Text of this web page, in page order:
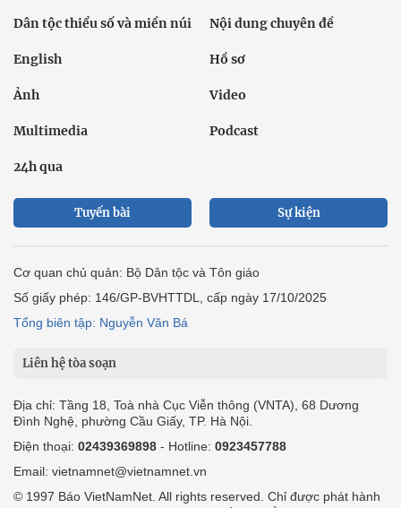
Dân tộc thiểu số và miền núi Nội dung chuyên đề
English Hồ sơ
Ảnh Video
Multimedia Podcast
24h qua
Tuyến bài Sự kiện
Cơ quan chủ quản: Bộ Dân tộc và Tôn giáo
Số giấy phép: 146/GP-BVHTTDL, cấp ngày 17/10/2025
Tổng biên tập: Nguyễn Văn Bá
Liên hệ tòa soạn
Địa chỉ: Tầng 18, Toà nhà Cục Viễn thông (VNTA), 68 Dương
Đình Nghệ, phường Cầu Giấy, TP. Hà Nội.
Điện thoại: 02439369898 - Hotline: 0923457788
Email: vietnamnet@vietnamnet.vn
© 1997 Báo VietNamNet. All rights reserved. Chỉ được phát hành